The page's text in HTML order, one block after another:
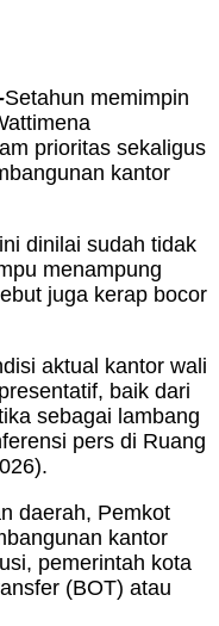
Setahun memimpin
prioritas sekaligus
kantor
dinilai sudah tidak
menampung
juga kerap bocor
aktual kantor wali
baik dari
sebagai lambang
pers di Ruang
daerah, Pemkot
kantor
pemerintah kota
(BOT) atau